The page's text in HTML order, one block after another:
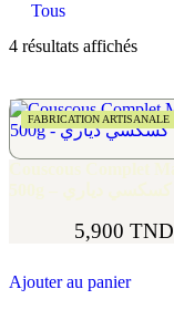
Tous
4 résultats affichés
FABRICATION ARTISANALE
5,900 TND
Ajouter au panier